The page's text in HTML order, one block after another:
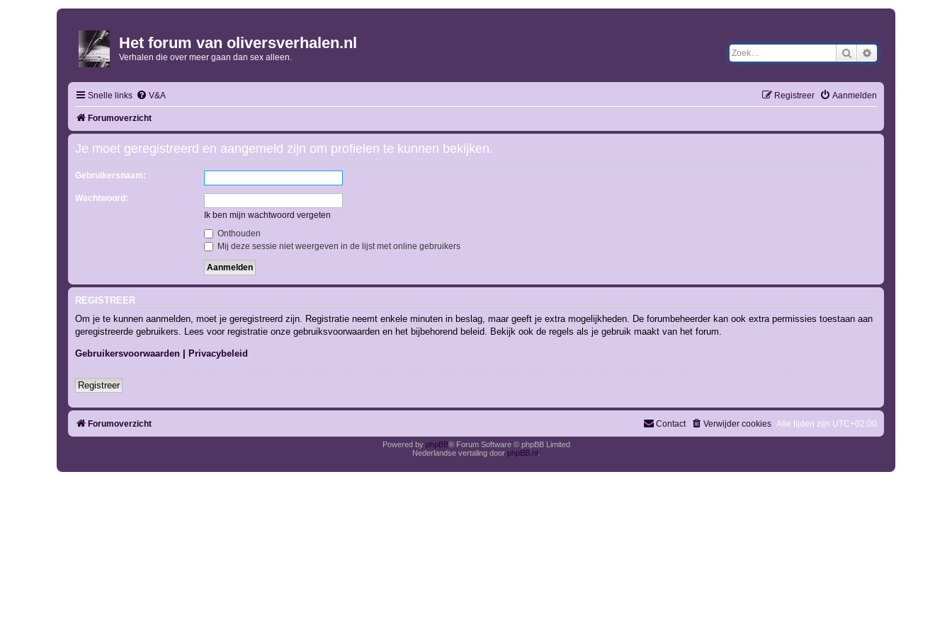
Het forum van oliversverhalen.nl
Verhalen die over meer gaan dan sex alleen. Zoek
Snelle links V&A Aanmelden
Registreer
Forumoverzicht
Je moet geregistreerd en aangemeld zijn om profielen te kunnen bekijken.
Gebruikersnaam:
Wachtwoord:
Ik ben mijn wachtwoord vergeten
Onthouden
Mij deze sessie niet weergeven in de lijst met online gebruikers
REGISTREER
Om je te kunnen aanmelden, moet je geregistreerd zijn. Registratie neemt enkele minuten in beslag, maar geeft je extra mogelijkheden. De forumbeheerder kan ook extra permissies toestaan aan
geregistreerde gebruikers. Lees voor registratie onze gebruiksvoorwaarden en het bijbehorend beleid. Bekijk ook de regels als je gebruik maakt van het forum.
Gebruikersvoorwaarden | Privacybeleid
Registreer
Forumoverzicht Alle tijden zijn UTC+02:00
Verwijder cookies
Contact
Powered by phpBB® Forum Software © phpBB Limited
Nederlandse vertaling door phpBB.nl